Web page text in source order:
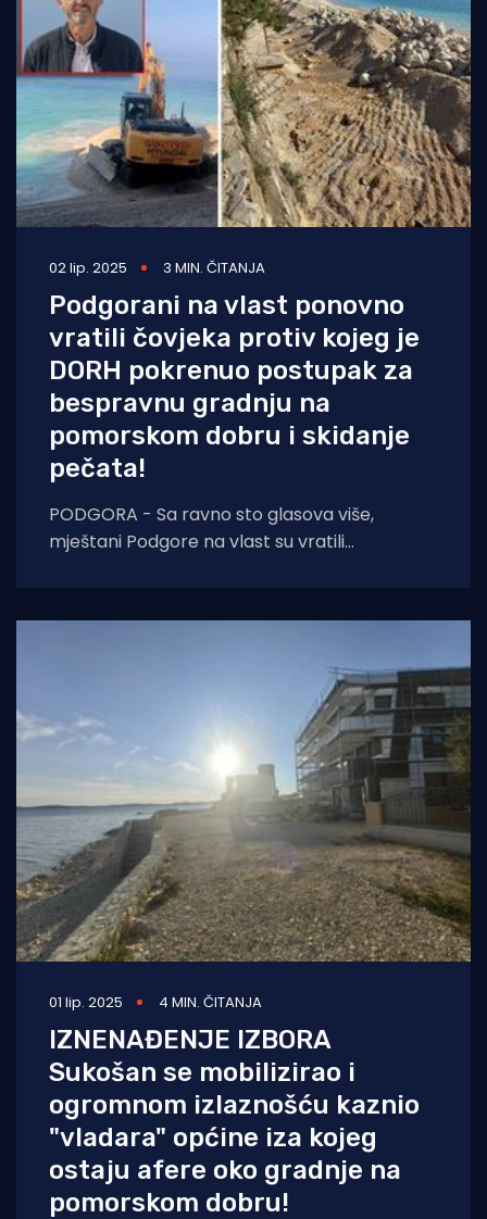
02 lip. 2025 3 MIN. ČITANJA
Podgorani na vlast ponovno
vratili čovjeka protiv kojeg je
DORH pokrenuo postupak za
bespravnu gradnju na
pomorskom dobru i skidanje
pečata!
PODGORA - Sa ravno sto glasova više,
mještani Podgore na vlast su vratili
01 lip. 2025 4 MIN. ČITANJA
IZNENAĐENJE IZBORA
Sukošan se mobilizirao i
ogromnom izlaznošću kaznio
"vladara" općine iza kojeg
ostaju afere oko gradnje na
pomorskom dobru!